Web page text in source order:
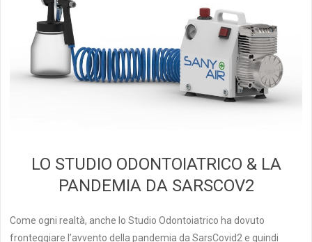
LO STUDIO ODONTOIATRICO & LA
PANDEMIA DA SARSCOV2
Come ogni realtà, anche lo Studio Odontoiatrico ha dovuto
fronteggiare l’avvento della pandemia da SarsCovid2 e quindi